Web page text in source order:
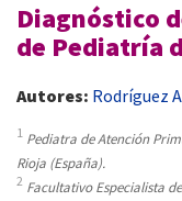
Diagnóstico
de Pediatría
Autores: Rodríguez
1 Pediatra de Atención
Rioja (España).
2 Facultativo Especialista